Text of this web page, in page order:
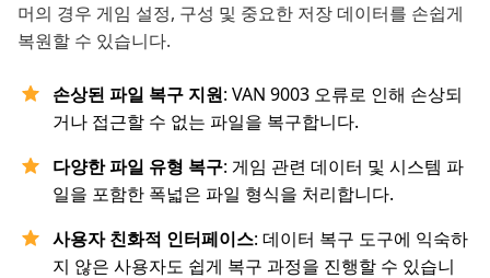
머의 경우 게임 설정, 구성 및 중요한 저장 데이터를 손쉽게
복원할 수 있습니다.
손상된 파일 복구 지원: VAN 9003 오류로 인해 손상되
거나 접근할 수 없는 파일을 복구합니다.
다양한 파일 유형 복구: 게임 관련 데이터 및 시스템 파
일을 포함한 폭넓은 파일 형식을 처리합니다.
사용자 친화적 인터페이스: 데이터 복구 도구에 익숙하
지 않은 사용자도 쉽게 복구 과정을 진행할 수 있습니